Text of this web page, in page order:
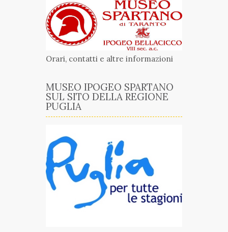
Orari, contatti e altre informazioni
MUSEO IPOGEO SPARTANO
SUL SITO DELLA REGIONE
PUGLIA